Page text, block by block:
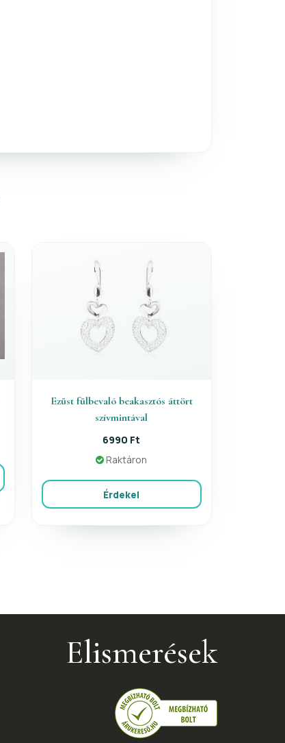
Ezüst fülbevaló beakasztós áttört
szívmintával
6990 Ft
Raktáron
Érdekel
Elismerések